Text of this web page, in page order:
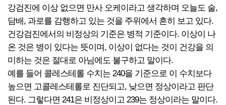
강검진에 이상 없으면 만사 오케이라고 생각하며 오늘도 술,
담배, 과로를 감행하고 있는 것을 주위에서 흔히 보고 있다.
건강검진에서의 비정상의 기준은 병적 기준이다. 이상이 나
온 것은 병이 있다는 뜻이며, 이상이 없다는 것이 건강을 의
미하는 것은 절대로 아님에도 불구하고 말이다.
예를 들어 콜레스테롤 수치는 240을 기준으로 이 수치보다
높으면 고콜레스테롤로 진단되고, 낮으면 정상이라고 판단
된다. 그렇다면 241은 비정상이고 239는 정상이라는 말이다.